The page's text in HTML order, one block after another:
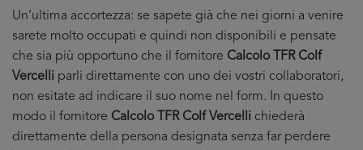
Un’ultima accortezza: se sapete già che nei giorni a venire
sarete molto occupati e quindi non disponibili e pensate
che sia più opportuno che il fornitore Calcolo TFR Colf
Vercelli parli direttamente con uno dei vostri collaboratori,
non esitate ad indicare il suo nome nel form. In questo
modo il fornitore Calcolo TFR Colf Vercelli chiederà
direttamente della persona designata senza far perdere